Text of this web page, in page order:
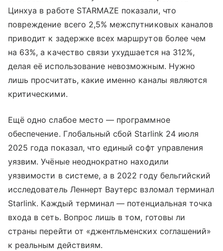
Цинхуа в работе STARMAZE показали, что
повреждение всего 2,5% межспутниковых каналов
приводит к задержке всех маршрутов более чем
на 63%, а качество связи ухудшается на 312%,
делая её использование невозможным. Нужно
лишь просчитать, какие именно каналы являются
критическими.
Ещё одно слабое место — программное
обеспечение. Глобальный сбой Starlink 24 июля
2025 года показал, что единый софт управления
уязвим. Учёные неоднократно находили
уязвимости в системе, а в 2022 году бельгийский
исследователь Леннерт Ваутерс взломал терминал
Starlink. Каждый терминал — потенциальная точка
входа в сеть. Вопрос лишь в том, готовы ли
страны перейти от «джентльменских соглашений»
к реальным действиям.